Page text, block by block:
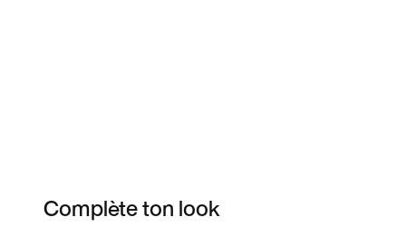
Complète ton look